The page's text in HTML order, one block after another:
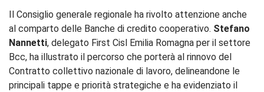
Il Consiglio generale regionale ha rivolto attenzione anche
al comparto delle Banche di credito cooperativo. Stefano
Nannetti, delegato First Cisl Emilia Romagna per il settore
Bcc, ha illustrato il percorso che porterà al rinnovo del
Contratto collettivo nazionale di lavoro, delineandone le
principali tappe e priorità strategiche e ha evidenziato il